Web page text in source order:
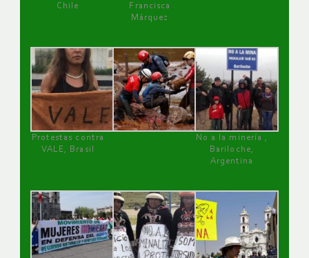
Chile
Francisca
Márquez
Protestas contra
VALE, Brasil
No a la minería ,
Bariloche,
Argentina